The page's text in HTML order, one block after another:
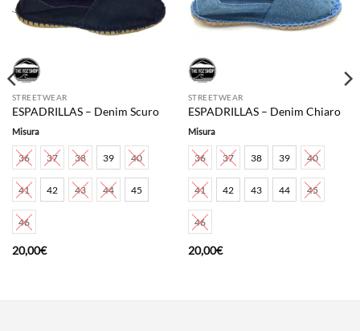
STREETWEAR
ESPADRILLAS – Denim Scuro
Misura
36 37 38 39 40
41 42 43 44 45
46
20,00€
STREETWEAR
ESPADRILLAS – Denim Chiaro
Misura
36 37 38 39 40
41 42 43 44 45
46
20,00€